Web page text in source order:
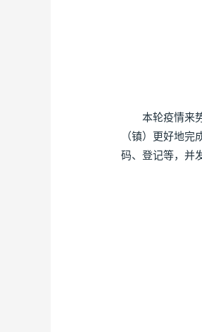
本轮疫情来势
（镇）更好地
码、登记等，并